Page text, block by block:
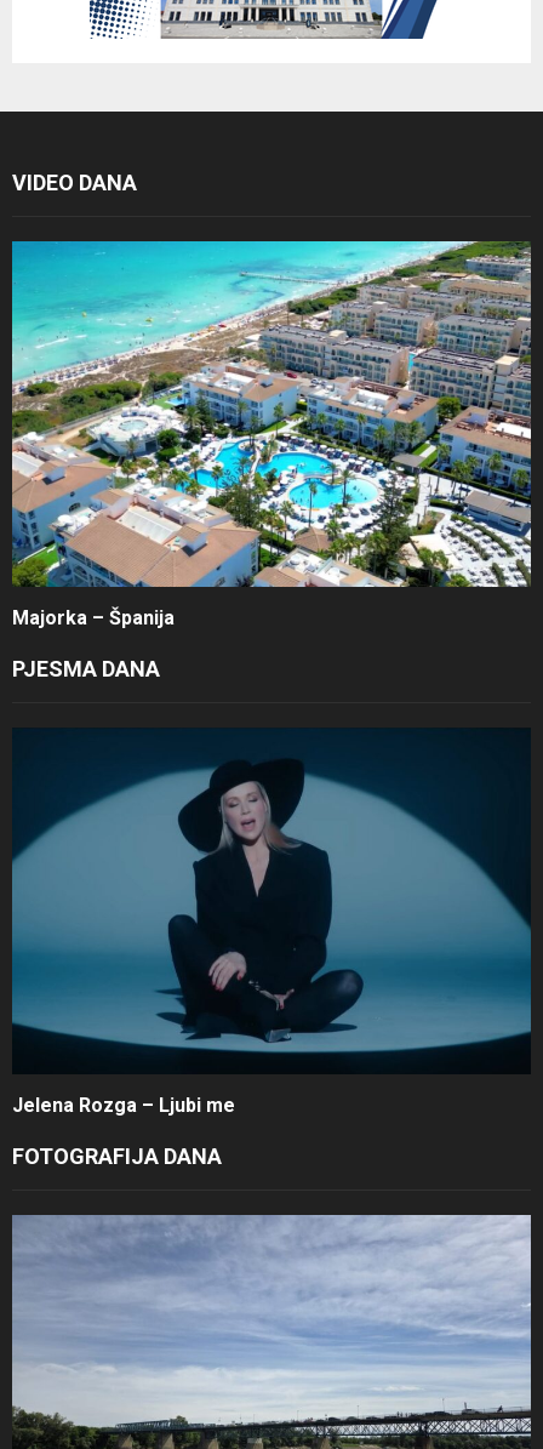
VIDEO DANA
Majorka – Španija
PJESMA DANA
Jelena Rozga – Ljubi me
FOTOGRAFIJA DANA